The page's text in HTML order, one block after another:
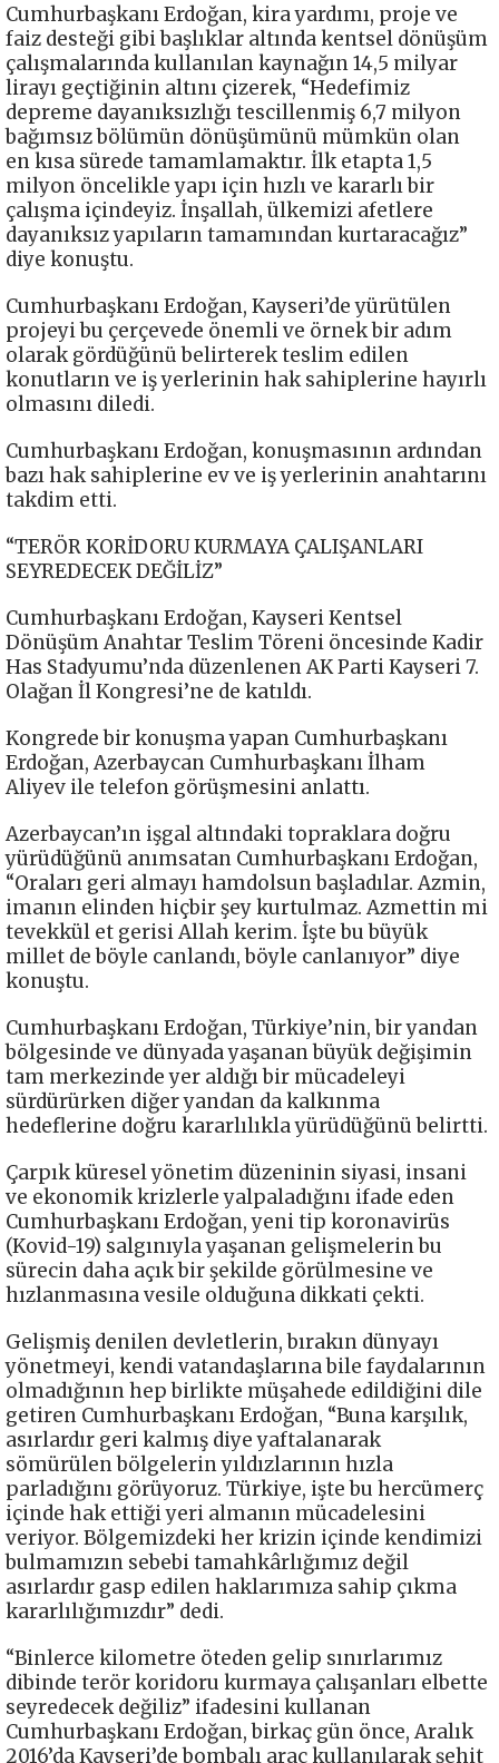
Cumhurbaşkanı Erdoğan, kira yardımı, proje ve
faiz desteği gibi başlıklar altında kentsel dönüşüm
çalışmalarında kullanılan kaynağın 14,5 milyar
lirayı geçtiğinin altını çizerek, “Hedefimiz
depreme dayanıksızlığı tescillenmiş 6,7 milyon
bağımsız bölümün dönüşümünü mümkün olan
en kısa sürede tamamlamaktır. İlk etapta 1,5
milyon öncelikle yapı için hızlı ve kararlı bir
çalışma içindeyiz. İnşallah, ülkemizi afetlere
dayanıksız yapıların tamamından kurtaracağız”
diye konuştu.
Cumhurbaşkanı Erdoğan, Kayseri’de yürütülen
projeyi bu çerçevede önemli ve örnek bir adım
olarak gördüğünü belirterek teslim edilen
konutların ve iş yerlerinin hak sahiplerine hayırlı
olmasını diledi.
Cumhurbaşkanı Erdoğan, konuşmasının ardından
bazı hak sahiplerine ev ve iş yerlerinin anahtarını
takdim etti.
“TERÖR KORİDORU KURMAYA ÇALIŞANLARI
SEYREDECEK DEĞİLİZ”
Cumhurbaşkanı Erdoğan, Kayseri Kentsel
Dönüşüm Anahtar Teslim Töreni öncesinde Kadir
Has Stadyumu’nda düzenlenen AK Parti Kayseri 7.
Olağan İl Kongresi’ne de katıldı.
Kongrede bir konuşma yapan Cumhurbaşkanı
Erdoğan, Azerbaycan Cumhurbaşkanı İlham
Aliyev ile telefon görüşmesini anlattı.
Azerbaycan’ın işgal altındaki topraklara doğru
yürüdüğünü anımsatan Cumhurbaşkanı Erdoğan,
“Oraları geri almayı hamdolsun başladılar. Azmin,
imanın elinden hiçbir şey kurtulmaz. Azmettin mi
tevekkül et gerisi Allah kerim. İşte bu büyük
millet de böyle canlandı, böyle canlanıyor” diye
konuştu.
Cumhurbaşkanı Erdoğan, Türkiye’nin, bir yandan
bölgesinde ve dünyada yaşanan büyük değişimin
tam merkezinde yer aldığı bir mücadeleyi
sürdürürken diğer yandan da kalkınma
hedeflerine doğru kararlılıkla yürüdüğünü belirtti.
Çarpık küresel yönetim düzeninin siyasi, insani
ve ekonomik krizlerle yalpaladığını ifade eden
Cumhurbaşkanı Erdoğan, yeni tip koronavirüs
(Kovid-19) salgınıyla yaşanan gelişmelerin bu
sürecin daha açık bir şekilde görülmesine ve
hızlanmasına vesile olduğuna dikkati çekti.
Gelişmiş denilen devletlerin, bırakın dünyayı
yönetmeyi, kendi vatandaşlarına bile faydalarının
olmadığının hep birlikte müşahede edildiğini dile
getiren Cumhurbaşkanı Erdoğan, “Buna karşılık,
asırlardır geri kalmış diye yaftalanarak
sömürülen bölgelerin yıldızlarının hızla
parladığını görüyoruz. Türkiye, işte bu hercümerç
içinde hak ettiği yeri almanın mücadelesini
veriyor. Bölgemizdeki her krizin içinde kendimizi
bulmamızın sebebi tamahkârlığımız değil
asırlardır gasp edilen haklarımıza sahip çıkma
kararlılığımızdır” dedi.
“Binlerce kilometre öteden gelip sınırlarımız
dibinde terör koridoru kurmaya çalışanları elbette
seyredecek değiliz” ifadesini kullanan
Cumhurbaşkanı Erdoğan, birkaç gün önce, Aralık
2016’da Kayseri’de bombalı araç kullanılarak şehit